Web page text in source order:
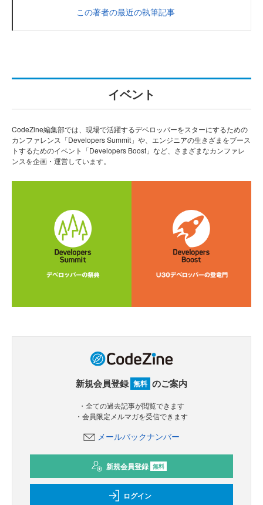
この著者の最近の執筆記事
イベント
CodeZine編集部では、現場で活躍するデベロッパーをスターにするための
カンファレンス「Developers Summit」や、エンジニアの生きざまをブース
トするためのイベント「Developers Boost」など、さまざまなカンファレ
ンスを企画・運営しています。
新規会員登録 無料 のご案内
・全ての過去記事が閲覧できます
・会員限定メルマガを受信できます
メールバックナンバー
新規会員登録 無料
ログイン